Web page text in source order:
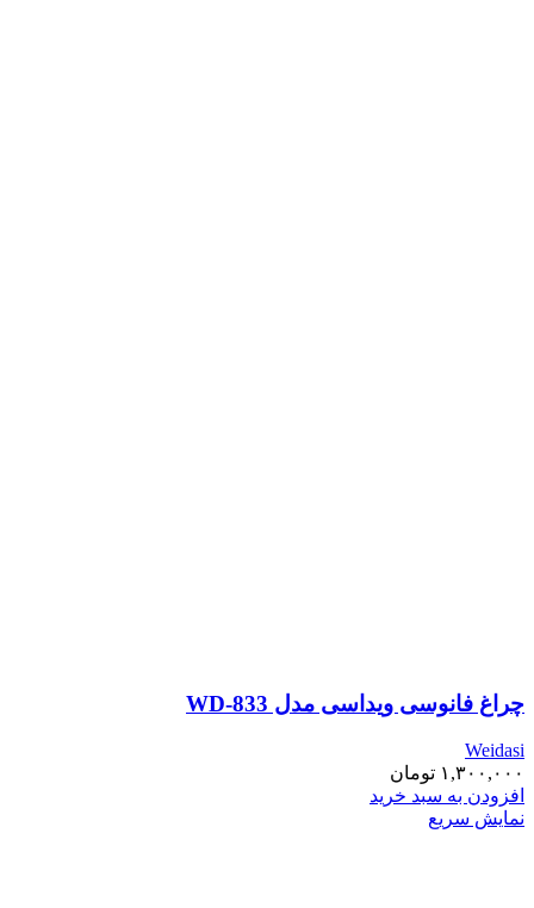
چراغ فانوسی ویداسی مدل WD-833
Weidasi
۱,۳۰۰,۰۰۰ تومان
افزودن به سبد خرید
نمایش سریع